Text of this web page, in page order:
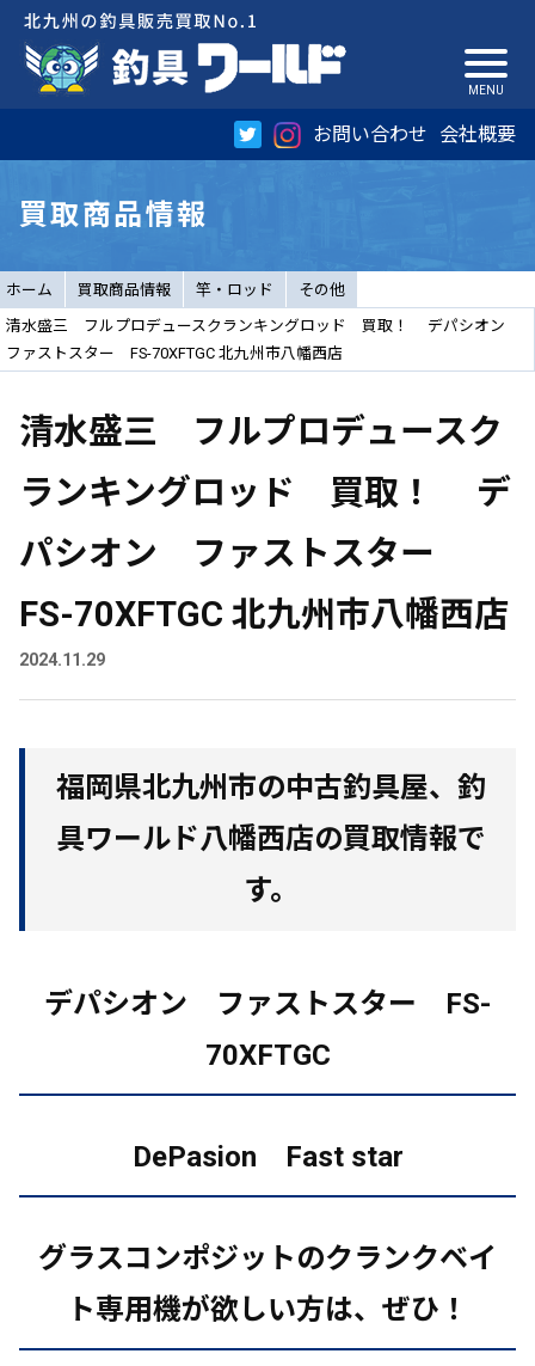
お問い合わせ 会社概要
買取商品情報
ホーム 買取商品情報 竿・ロッド
その他
清水盛三 フルプロデュースクランキングロッド 買取！ デパシオン
ファストスター FS-70XFTGC 北九州市八幡西店
清水盛三 フルプロデュースク
ランキングロッド 買取！ デ
パシオン ファストスター
FS-70XFTGC 北九州市八幡西店
2024.11.29
福岡県北九州市の中古釣具屋、釣
具ワールド八幡西店の買取情報で
す。
デパシオン ファストスター FS-
70XFTGC
DePasion Fast star
グラスコンポジットのクランクベイ
ト専用機が欲しい方は、ぜひ！